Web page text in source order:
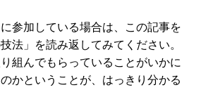
参加している場合は、この記事を
法」を読み返してみてください。
組んでもらっていることがいかに
かということが、はっきり分かる